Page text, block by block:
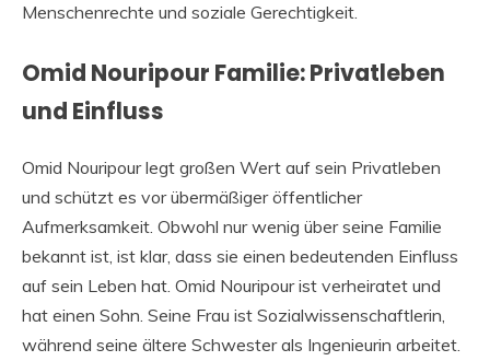
Menschenrechte und soziale Gerechtigkeit.
Omid Nouripour Familie: Privatleben
und Einfluss
Omid Nouripour legt großen Wert auf sein Privatleben
und schützt es vor übermäßiger öffentlicher
Aufmerksamkeit. Obwohl nur wenig über seine Familie
bekannt ist, ist klar, dass sie einen bedeutenden Einfluss
auf sein Leben hat. Omid Nouripour ist verheiratet und
hat einen Sohn. Seine Frau ist Sozialwissenschaftlerin,
während seine ältere Schwester als Ingenieurin arbeitet.